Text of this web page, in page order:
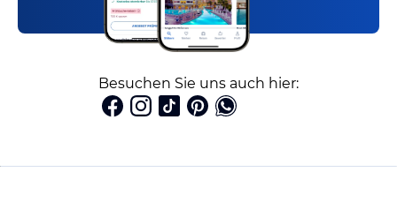
Besuchen Sie uns auch hier: